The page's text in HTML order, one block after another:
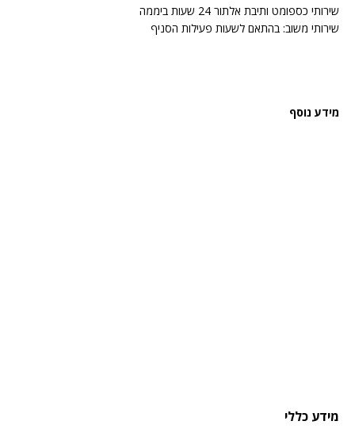
שירותי כספומט ותיבת אלתור 24 שעות ביממה
שירותי משוב: בהתאם לשעות פעילות הסניף
מידע נוסף
מידע כללי